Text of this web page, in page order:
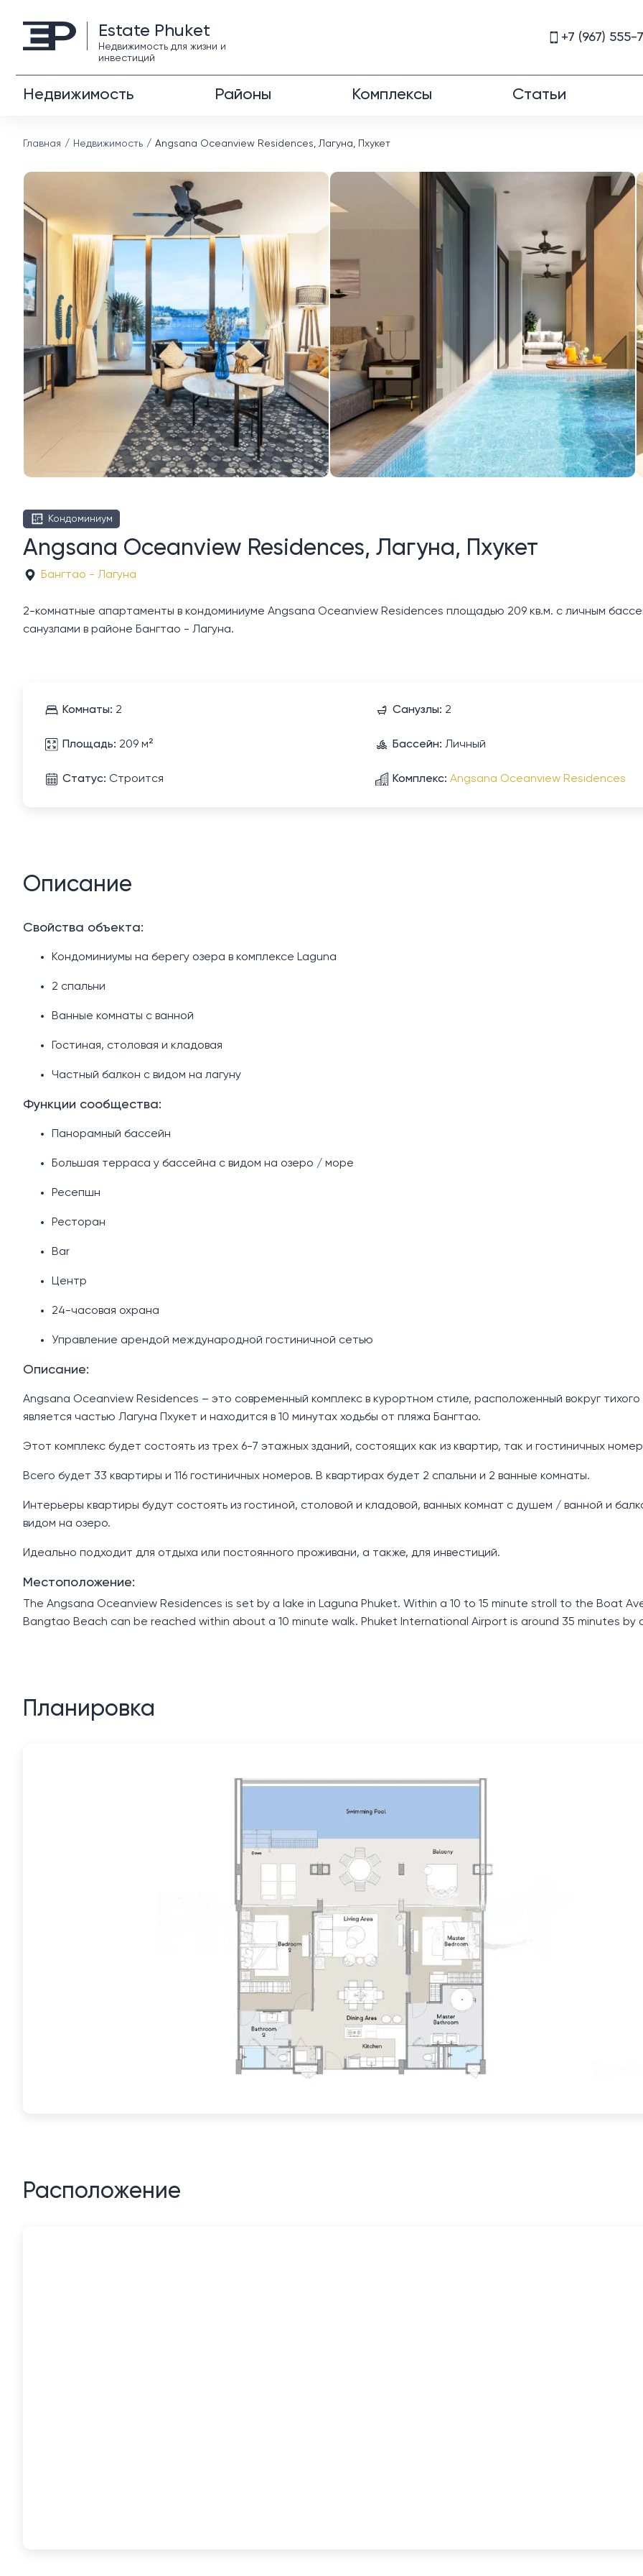
Estate Phuket
Недвижимость для жизни и
инвестиций
+7 (967) 555-
Недвижимость Районы Комплексы Статьи
Главная Недвижимость Angsana Oceanview Residences, Лагуна, Пхукет
Кондоминиум
Angsana Oceanview Residences, Лагуна, Пхукет
Бангтао - Лагуна
2-комнатные апартаменты в кондоминиуме Angsana Oceanview Residences площадью 209 кв.м. с личным
санузлами в районе Бангтао - Лагуна.
Комнаты: 2 Санузлы: 2
Площадь: 209 м² Бассейн: Личный
Статус: Строится Комплекс: Angsana Oceanview Residences
Описание
Свойства объекта:
Кондоминиумы на берегу озера в комплексе Laguna
2 ​​спальни
Ванные комнаты с ванной
Гостиная, столовая и кладовая
Частный балкон с видом на лагуну
Функции сообщества:
Панорамный бассейн
Большая терраса у бассейна с видом на озеро / море
Ресепшн
Ресторан
Bar
Центр
24-часовая охрана
Управление арендой международной гостиничной сетью
Описание:
Angsana Oceanview Residences – это современный комплекс в курортном стиле, расположенный вокруг
является частью Лагуна Пхукет и находится в 10 минутах ходьбы от пляжа Бангтао.
Этот комплекс будет состоять из трех 6-7 этажных зданий, состоящих как из квартир, так и гостиничных
Всего будет 33 квартиры и 116 гостиничных номеров. В квартирах будет 2 спальни и 2 ванные комнаты.
Интерьеры квартиры будут состоять из гостиной, столовой и кладовой, ванных комнат с душем / ванной и
видом на озеро.
Идеально подходит для отдыха или постоянного проживани, а также, для инвестиций.
Местоположение:
The Angsana Oceanview Residences is set by a lake in Laguna Phuket. Within a 10 to 15 minute stroll to the Boat
Bangtao Beach can be reached within about a 10 minute walk. Phuket International Airport is around 35 minutes by
Планировка
Расположение